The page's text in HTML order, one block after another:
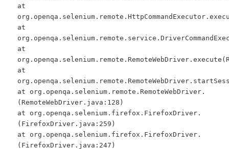
at
at
at
at
at org.openqa.selenium.remote.RemoteWebDriver.
(RemoteWebDriver.java:128)
at org.openqa.selenium.firefox.FirefoxDriver.
(FirefoxDriver.java:259)
at org.openqa.selenium.firefox.FirefoxDriver.
(FirefoxDriver.java:247)